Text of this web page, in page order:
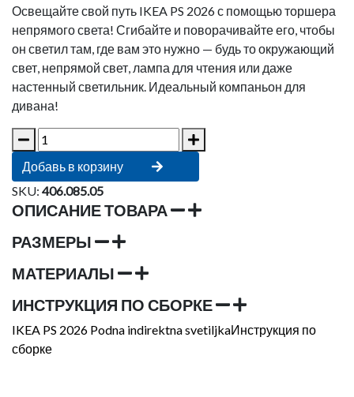
Освещайте свой путь IKEA PS 2026 с помощью торшера
непрямого света! Сгибайте и поворачивайте его, чтобы
он светил там, где вам это нужно — будь то окружающий
свет, непрямой свет, лампа для чтения или даже
настенный светильник. Идеальный компаньон для
дивана!
Добавь в корзину
SKU: 406.085.05
ОПИСАНИЕ ТОВАРА
РАЗМЕРЫ
МАТЕРИАЛЫ
ИНСТРУКЦИЯ ПО СБОРКЕ
IKEA PS 2026 Podna indirektna svetiljkaИнструкция по
сборке